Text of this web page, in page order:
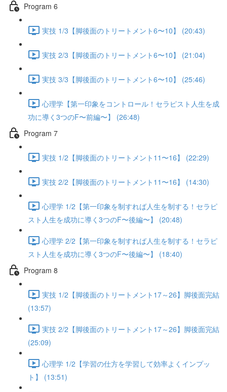
Program 6
実技 1/3【脚後面のトリートメント6〜10】 (20:43)
実技 2/3【脚後面のトリートメント6〜10】 (21:04)
実技 3/3【脚後面のトリートメント6〜10】 (25:46)
心理学【第一印象をコントロール！セラピスト人生を成
功に導く3つのF〜前編〜】 (26:48)
Program 7
実技 1/2【脚後面のトリートメント11〜16】 (22:29)
実技 2/2【脚後面のトリートメント11〜16】 (14:30)
心理学 1/2【第一印象を制すれば人生を制する！セラピ
スト人生を成功に導く3つのF〜後編〜】 (20:48)
心理学 2/2【第一印象を制すれば人生を制する！セラピ
スト人生を成功に導く3つのF〜後編〜】 (18:40)
Program 8
実技 1/2【脚後面のトリートメント17～26】脚後面完結
(13:57)
実技 2/2【脚後面のトリートメント17～26】脚後面完結
(25:09)
心理学 1/2【学習の仕方を学習して効率よくインプッ
ト】 (13:51)